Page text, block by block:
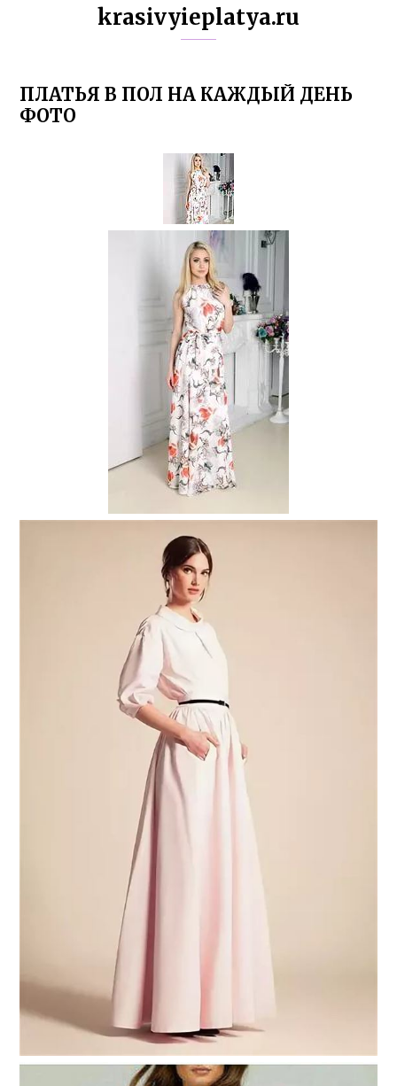
krasivyieplatya.ru
ПЛАТЬЯ В ПОЛ НА КАЖДЫЙ ДЕНЬ
ФОТО